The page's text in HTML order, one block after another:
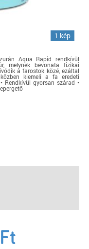
1 kép
Aqua Rapid rendkívül
melynek bevonata fizikai
a farostok közé, ezáltal
kiemeli a fa eredeti
Rendkívül gyorsan szárad •
Ft